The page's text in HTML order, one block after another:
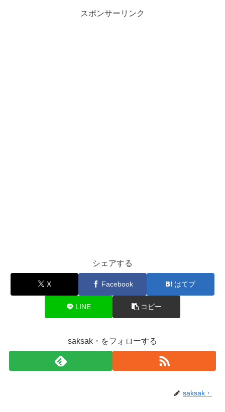
スポンサーリンク
シェアする
X Facebook はてブ
LINE コピー
saksak・をフォローする
saksak・